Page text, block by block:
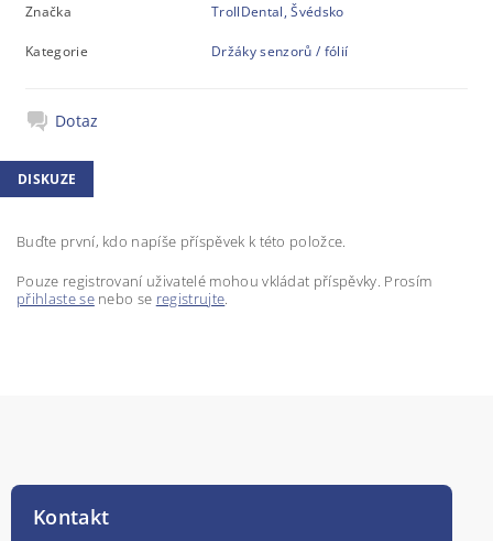
Značka TrollDental, Švédsko
Kategorie Držáky senzorů / fólií
Dotaz
DISKUZE
Buďte první, kdo napíše příspěvek k této položce.
Pouze registrovaní uživatelé mohou vkládat příspěvky. Prosím
přihlaste senebo se registrujte.
Kontakt